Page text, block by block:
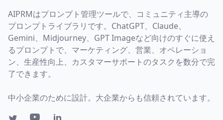
AIPRMはプロンプト管理ツールで、コミュニティ主導の
プロンプトライブラリです。ChatGPT、Claude、
Gemini、Midjourney、GPT Imageなど向けのすぐに使え
るプロンプトで、マーケティング、営業、オペレーショ
ン、生産性向上、カスタマーサポートのタスクを数分で完
了できます。
中小企業のために設計。大企業からも信頼されています。